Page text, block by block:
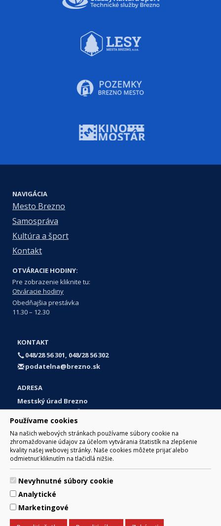
Používame cookies
Na našich webových stránkach používame súbory cookie na
zhromažďovanie údajov za účelom vytvárania štatistík na zlepšenie
kvality našej webovej stránky. Naše cookies môžete prijať alebo
odmietnuť kliknutím na tlačidlá nižšie.
Nevyhnutné súbory cookie
Analytické
Marketingové
NAVIGÁCIA
Mesto Brezno
Samospráva
Kultúra a šport
Kontakt
OTVÁRACIE HODINY:
Pre zobrazenie kliknite tu:
Otváracie hodiny
Obedňajšia prestávka
11.30 – 12.30
KONTAKT
048/28 56 301, 048/28 56 302
podatelna@brezno.sk
ADRESA
Mestský úrad Brezno
Námestie gen. M. R. Štefánika 1
977 01 Brezno
Slovakia (Slovak Republic)
© 2017 Mesto Brezno, Námestie gen. M. R. Štefánika 1, Brezno
977 01 Tel.: 048/28 56 301, 048/28 56 302 Email:
Za obsah zodpovedá Mesto Brezno. Technický prevádzkovateľ:
Arrabella, s.r.o. , Pod Donátom 12/136 Žiar nad Hronom 965 01